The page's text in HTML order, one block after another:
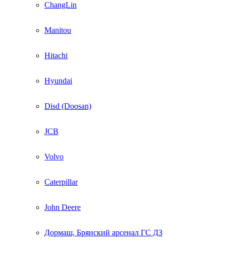
ChangLin
Manitou
Hitachi
Hyundai
Disd (Doosan)
JCB
Volvo
Caterpillar
John Deere
Дормаш, Брянский арсенал ГС ДЗ